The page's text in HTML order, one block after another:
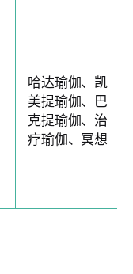
哈达瑜伽、凯
美提瑜伽、巴
克提瑜伽、治
疗瑜伽、冥想